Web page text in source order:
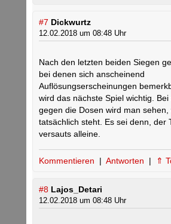
#7 Dickwurtz
12.02.2018 um 08:48 Uhr
Nach den letzten beiden Siegen
bei denen sich anscheinend
Auflösungserscheinungen
wird das nächste Spiel wichtig.
gegen die Dosen wird man sehen,
tatsächlich steht. Es sei denn, der
versauts alleine.
Kommentieren | Antworten | ⇑
#8 Lajos_Detari
12.02.2018 um 08:48 Uhr